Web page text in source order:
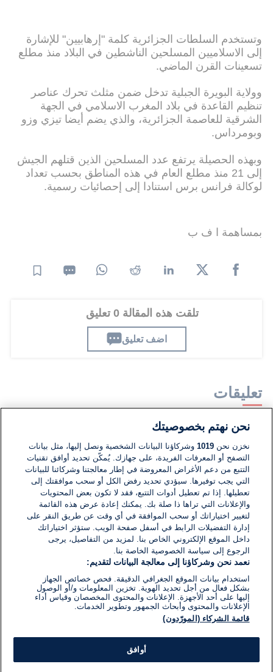
وتستخدم السلطات الجزائرية كلمة "إرهابيين" للإشارة
إلى الاسلاميين المسلحين الناشطين في البلاد منذ مطلع
تسعينات القرن الماضي.
وولاية البويرة الجبلية تدخل ضمن مثلث تحرك عناصر
تنظيم القاعدة في بلاد المغرب الاسلامي في الجهة
الشرقية للعاصمة الجزائرية، والذي يضم أيضا تيزي وزو
وبومرداس.
وبهذه الحصيلة يرتفع عدد المسلحين الذين قتلهم الجيش
إلى 21 منذ مطلع العام في هذه المناطق بحسب تعداد
لوكالة فرانس برس استنادا إلى إحصائيات رسمية.
بمساهمة ا ف ب
تلقت هذه المقالة 0 تعليق
اضف تعليق
تعليقات
لا توجد تعليقات مكتوبة حتى الآن. كن الأول!
اكتب تعليقًا جديدًا ...
نحن نهتم بخصوصيتك
نخزن نحن1019 وشركاؤنا البيانات الشخصية ونصل إليها، مثل بيانات
التصفح أو المعرفات الفريدة، على جهازك. يُمكّن تحديد أوافق تقنيات
التتبع من دعم الأغراض المعروضة في إطار معالجتنا وشركائنا للبيانات
التي يجب توفيرها. سيؤدي تحديد رفض الكل أو سحب موافقتك إلى
تعطيلها. إذا تم تعطيل أدوات التتبع، فقد لا تكون بعض المحتويات
والإعلانات التي تراها ذا صلة بك. يمكنك إعادة عرض هذه القائمة
لتغيير اختياراتك أو سحب الموافقة في أي وقت عن طريق النقر على
إدارة التفضيلات الرابط في أسفل صفحة الويب. ستؤثر اختياراتك
داخل الموقع الإلكتروني الخاص بنا. لمزيد من التفاصيل، يرجى
الرجوع إلى سياسة الخصوصية الخاصة بنا.
نعمد نحن وشركاؤنا إلى معالجة البيانات لتقديم:
استخدام بيانات الموقع الجغرافي الدقيقة. فحص خصائص الجهاز
بشكل فعال من أجل تحديد الهوية. تخزين المعلومات و/أو الوصول
إليها على أحد الأجهزة. الإعلانات والمحتوى المخصصان وقياس أداء
الإعلانات والمحتوى وأبحاث الجمهور وتطوير الخدمات.
قائمة الشركاء (المورّدون)
أوافق